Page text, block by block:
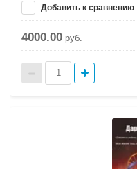
Добавить к сравнению
4000.00 руб.